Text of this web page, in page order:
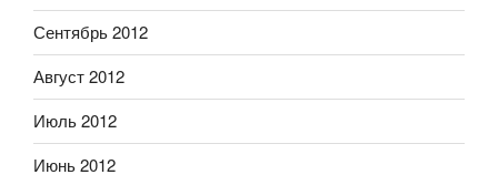
Сентябрь 2012
Август 2012
Июль 2012
Июнь 2012